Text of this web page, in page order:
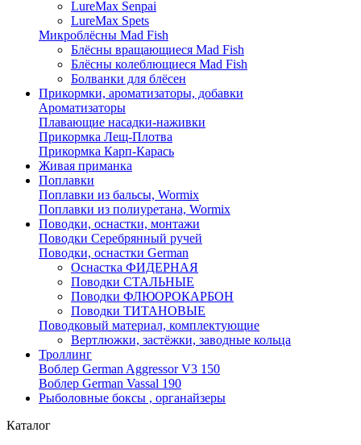
LureMax Senpai
LureMax Spets
Микроблёсны Mad Fish
Блёсны вращающиеся Mad Fish
Блёсны колеблющиеся Mad Fish
Болванки для блёсен
Прикормки, ароматизаторы, добавки
Ароматизаторы
Плавающие насадки-наживки
Прикормка Лещ-Плотва
Прикормка Карп-Карась
Живая приманка
Поплавки
Поплавки из бальсы, Wormix
Поплавки из полиуретана, Wormix
Поводки, оснастки, монтажи
Поводки Серебрянный ручей
Поводки, оснастки German
Оснастка ФИДЕРНАЯ
Поводки СТАЛЬНЫЕ
Поводки ФЛЮОРОКАРБОН
Поводки ТИТАНОВЫЕ
Поводковый материал, комплектующие
Вертлюжки, застёжки, заводные кольца
Троллинг
Воблер German Aggressor V3 150
Воблер German Vassal 190
Рыболовные боксы , органайзеры
Каталог